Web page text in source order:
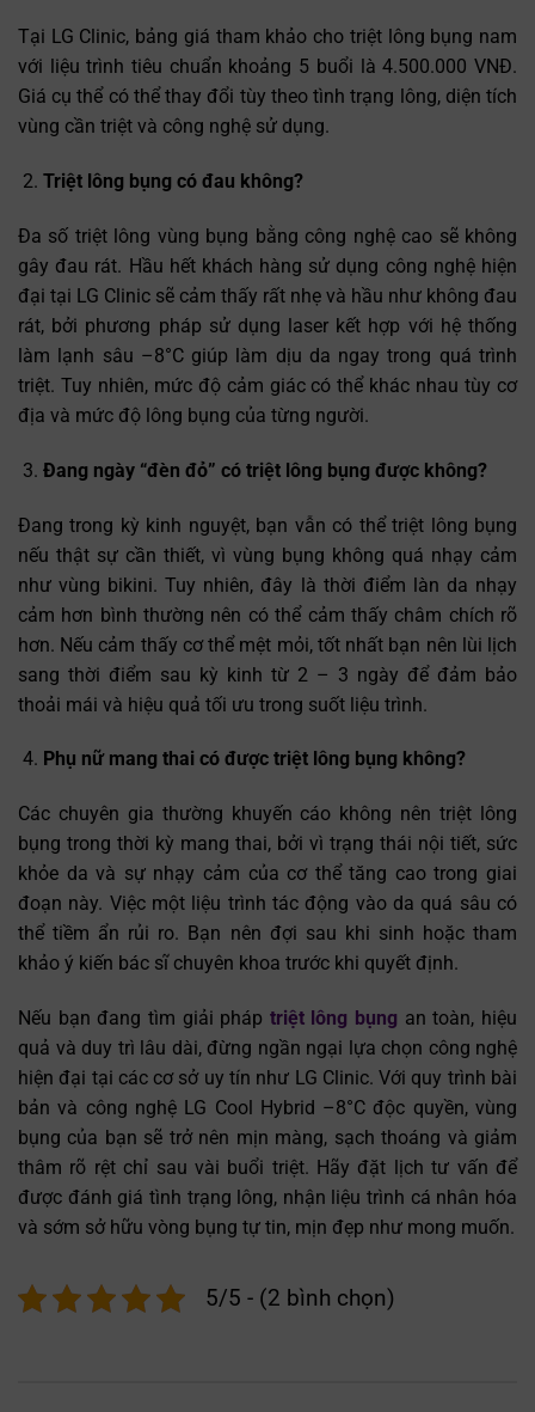
Tại LG Clinic, bảng giá tham khảo cho triệt lông bụng nam
với liệu trình tiêu chuẩn khoảng 5 buổi là 4.500.000 VNĐ.
Giá cụ thể có thể thay đổi tùy theo tình trạng lông, diện tích
vùng cần triệt và công nghệ sử dụng.
Triệt lông bụng có đau không?
Đa số triệt lông vùng bụng bằng công nghệ cao sẽ không
gây đau rát. Hầu hết khách hàng sử dụng công nghệ hiện
đại tại LG Clinic sẽ cảm thấy rất nhẹ và hầu như không đau
rát, bởi phương pháp sử dụng laser kết hợp với hệ thống
làm lạnh sâu –8°C giúp làm dịu da ngay trong quá trình
triệt. Tuy nhiên, mức độ cảm giác có thể khác nhau tùy cơ
địa và mức độ lông bụng của từng người.
Đang ngày “đèn đỏ” có triệt lông bụng được không?
Đang trong kỳ kinh nguyệt, bạn vẫn có thể triệt lông bụng
nếu thật sự cần thiết, vì vùng bụng không quá nhạy cảm
như vùng bikini. Tuy nhiên, đây là thời điểm làn da nhạy
cảm hơn bình thường nên có thể cảm thấy châm chích rõ
hơn. Nếu cảm thấy cơ thể mệt mỏi, tốt nhất bạn nên lùi lịch
sang thời điểm sau kỳ kinh từ 2 – 3 ngày để đảm bảo
thoải mái và hiệu quả tối ưu trong suốt liệu trình.
Phụ nữ mang thai có được triệt lông bụng không?
Các chuyên gia thường khuyến cáo không nên triệt lông
bụng trong thời kỳ mang thai, bởi vì trạng thái nội tiết, sức
khỏe da và sự nhạy cảm của cơ thể tăng cao trong giai
đoạn này. Việc một liệu trình tác động vào da quá sâu có
thể tiềm ẩn rủi ro. Bạn nên đợi sau khi sinh hoặc tham
khảo ý kiến bác sĩ chuyên khoa trước khi quyết định.
Nếu bạn đang tìm giải pháp triệt lông bụng an toàn, hiệu
quả và duy trì lâu dài, đừng ngần ngại lựa chọn công nghệ
hiện đại tại các cơ sở uy tín như LG Clinic. Với quy trình bài
bản và công nghệ LG Cool Hybrid –8°C độc quyền, vùng
bụng của bạn sẽ trở nên mịn màng, sạch thoáng và giảm
thâm rõ rệt chỉ sau vài buổi triệt. Hãy đặt lịch tư vấn để
được đánh giá tình trạng lông, nhận liệu trình cá nhân hóa
và sớm sở hữu vòng bụng tự tin, mịn đẹp như mong muốn.
5/5 - (2 bình chọn)